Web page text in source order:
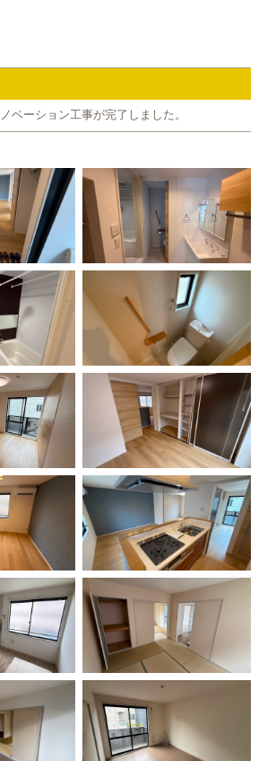
ベーション工事が完了しました。